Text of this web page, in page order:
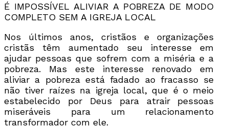
É IMPOSSÍVEL ALIVIAR A POBREZA DE MODO
COMPLETO SEM A IGREJA LOCAL
Nos últimos anos, cristãos e organizações
cristãs têm aumentado seu interesse em
ajudar pessoas que sofrem com a miséria e a
pobreza. Mas este interesse renovado em
aliviar a pobreza está fadado ao fracasso se
não tiver raízes na igreja local, que é o meio
estabelecido por Deus para atrair pessoas
miseráveis para um relacionamento
transformador com ele.